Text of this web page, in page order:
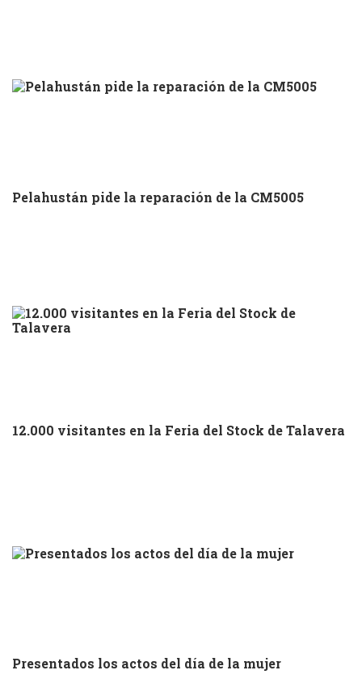
Pelahustán pide la reparación de la CM5005
12.000 visitantes en la Feria del Stock de Talavera
Presentados los actos del día de la mujer